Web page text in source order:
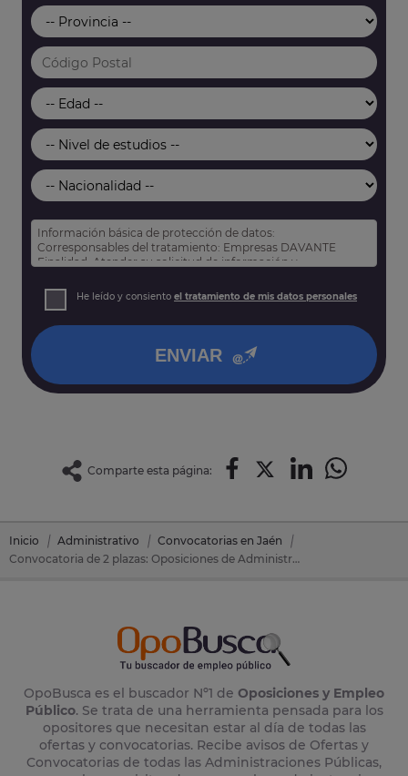
Información básica de protección de datos:
Corresponsables del tratamiento: Empresas DAVANTE
Finalidad: Atender su solicitud de información y
Derechos: Puede acceder, rectificar y suprimir sus datos,
así como otros derechos tal y como se explica en nuestra
He leído y consiento el tratamiento de mis datos personales
ENVIAR
Comparte esta página:
Inicio Administrativo
Convocatorias en Jaén
Convocatoria de 2 plazas: Oposiciones de Administrativo en Jaén (Jaén)
OpoBusca es el buscador Nº1 de Oposiciones y Empleo
Público. Se trata de una herramienta pensada para los
opositores que necesitan estar al día de todas las
ofertas y convocatorias. Recibe avisos de Ofertas y
Convocatorias de todas las Administraciones Públicas,